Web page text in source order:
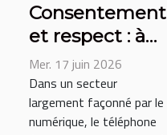
Consentement
et respect : à
quoi s’engage
une hôtesse du
téléphone
érotique ?
Mer. 17 juin 2026
Dans un secteur
largement façonné par le
numérique, le téléphone